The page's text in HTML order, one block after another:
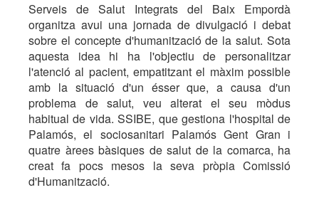
Serveis de Salut Integrats del Baix Empordà
organitza avui una jornada de divulgació i debat
sobre el concepte d'humanització de la salut. Sota
aquesta idea hi ha l'objectiu de personalitzar
l'atenció al pacient, empatitzant el màxim possible
amb la situació d'un ésser que, a causa d'un
problema de salut, veu alterat el seu mòdus
habitual de vida. SSIBE, que gestiona l'hospital de
Palamós, el sociosanitari Palamós Gent Gran i
quatre àrees bàsiques de salut de la comarca, ha
creat fa pocs mesos la seva pròpia Comissió
d'Humanització.